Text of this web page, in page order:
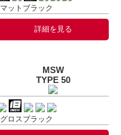
マットブラック
詳細を見る
MSW
TYPE 50
グロスブラック